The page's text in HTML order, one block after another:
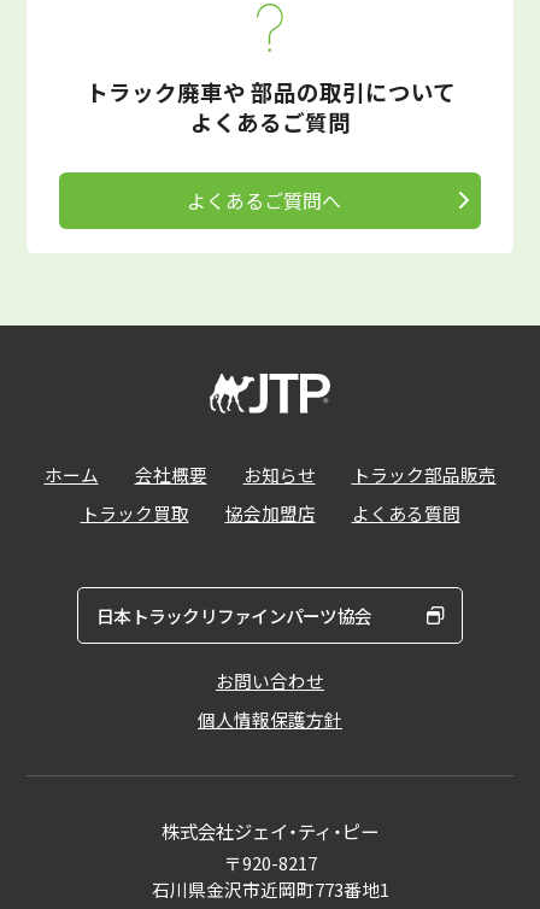
トラック廃車や部品の取引について
よくあるご質問
よくあるご質問へ
ホーム 会社概要 お知らせ
トラック部品販売
トラック買取
協会加盟店 よくある質問
日本トラックリファインパーツ協会
お問い合わせ
個人情報保護方針
株式会社ジェイ・ティ・ピー
〒920-8217
石川県金沢市近岡町773番地1